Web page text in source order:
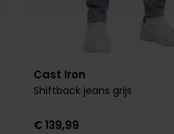
Cast Iron
Shiftback jeans grijs
€ 139,99